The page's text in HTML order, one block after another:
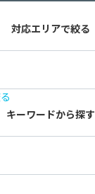
対応エリアで絞る
キーワードから探す